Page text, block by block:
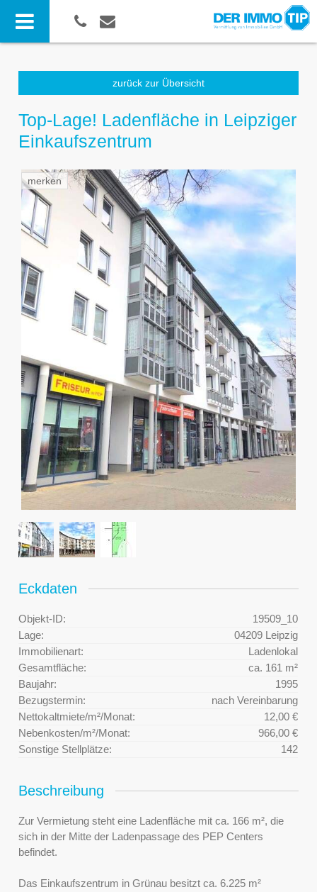
zurück zur Übersicht
Top-Lage! Ladenfläche in Leipziger
Einkaufszentrum
merken
Eckdaten
Objekt-ID:
19509_10
Lage:
04209 Leipzig
Immobilienart:
Ladenlokal
Gesamtfläche:
ca. 161 m²
Baujahr:
1995
Bezugstermin:
nach Vereinbarung
Nettokaltmiete/m²/Monat:
12,00 €
Nebenkosten/m²/Monat:
966,00 €
Sonstige Stellplätze:
142
Beschreibung
Zur Vermietung steht eine Ladenfläche mit ca. 166 m², die
sich in der Mitte der Ladenpassage des PEP Centers
befindet.
Das Einkaufszentrum in Grünau besitzt ca. 6.225 m²